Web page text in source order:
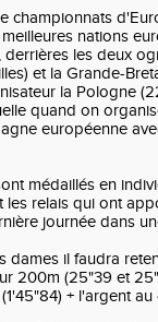
championnats
nations
derrières les deux
et la Grande-
la Pologne
quand on
européenne
médaillés en
les relais qui ont
journée dans
dames il faudra
200m (25"39 et
+ l'argent